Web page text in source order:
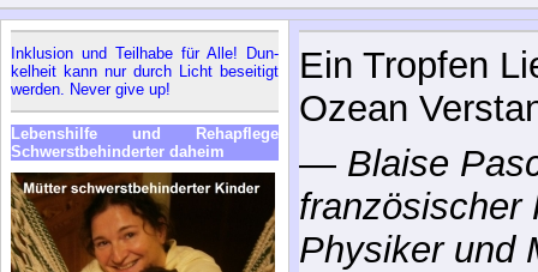
In­klu­si­on und Teil­ha­be für Al­le! Dun­
kel­heit kann nur durch Licht be­sei­tigt
wer­den. Ne­ver gi­ve up!
Le­bens­hil­fe und Re­h­a­pfle­ge
Schwerst­be­hin­der­ter da­heim
Ein Tropfen
Ozean
— Blaise
französischer
Physiker und